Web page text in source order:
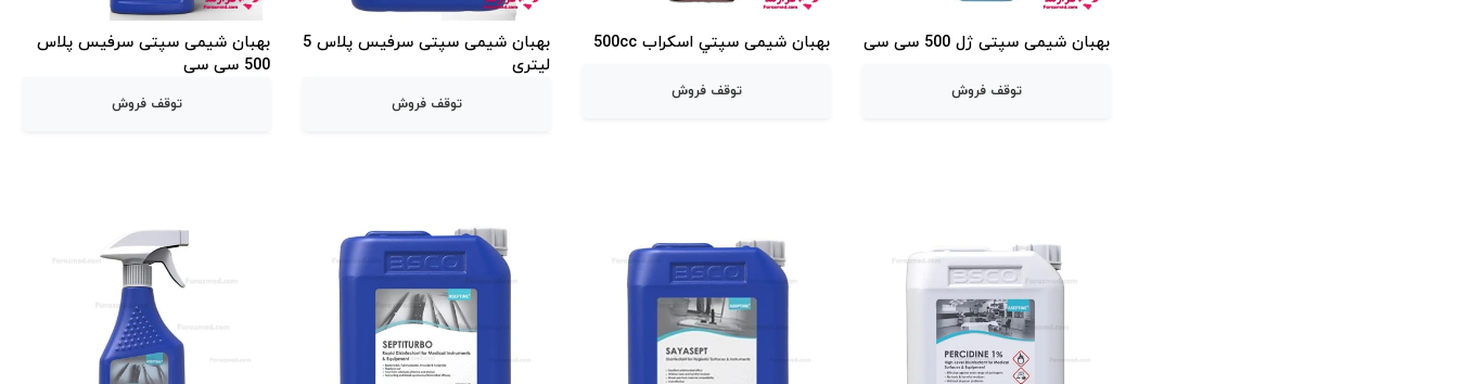
بهبان شیمی سپتی ژل 500 سی سی
توقف فروش
بهبان شیمی سپتي اسكراب 500cc
توقف فروش
بهبان شیمی سپتی سرفیس پلاس 5
لیتری
توقف فروش
بهبان شیمی سپتی سرفیس پلاس
500 سی سی
توقف فروش